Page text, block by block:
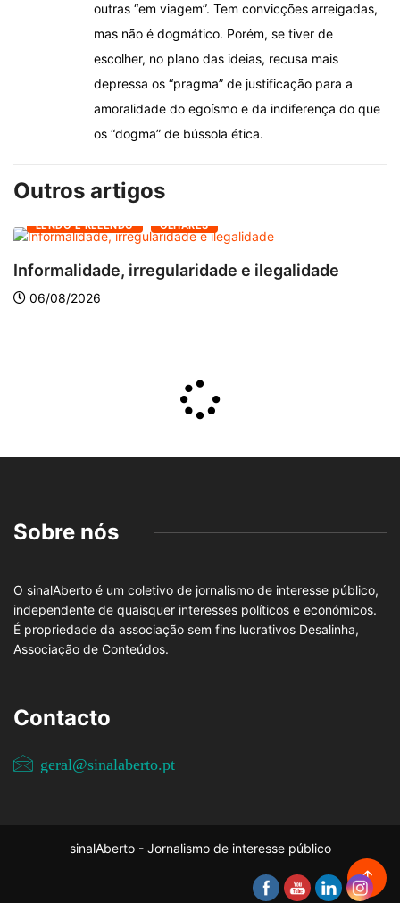
outras “em viagem”. Tem convicções arreigadas,
mas não é dogmático. Porém, se tiver de
escolher, no plano das ideias, recusa mais
depressa os “pragma” de justificação para a
amoralidade do egoísmo e da indiferença do que
os “dogma” de bússola ética.
Outros artigos
LENDO E RELENDO OLHARES
Informalidade, irregularidade e ilegalidade
06/08/2026
Sobre nós
O sinalAberto é um coletivo de jornalismo de interesse público,
independente de quaisquer interesses políticos e económicos.
É propriedade da associação sem fins lucrativos Desalinha,
Associação de Conteúdos.
Contacto
geral@sinalaberto.pt
sinalAberto - Jornalismo de interesse público